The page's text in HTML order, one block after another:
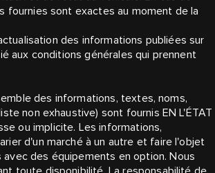
fournies sont exactes au moment de la
des informations publiées sur
aux conditions générales qui prennent
des informations, textes, noms,
non exhaustive) sont fournis EN L'ÉTAT
ou implicite. Les informations,
d'un marché à un autre et faire l'objet
des équipements en option. Nous